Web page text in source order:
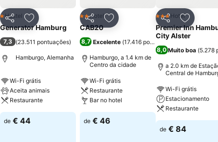
encontram-se o August Bebel Park e o Hamburger Kunsthalle e a
cerca de 1 minuto a pé existem autocarros combóios com ligação à
zona histórica da cidade.
PartilharAdicionar aos favoritos
1 Estrelas
Hostel
Generator Hamburg
7,3 (23.511 pontuações)
Hamburgo, Alemanha
Wi-Fi grátis
Aceita animais
Restaurante
de € 44
PartilharAdicionar aos favoritos
2 Estrelas
Hotel
CAB20
8,7 Excelente (17.416 pontuações
Hamburgo, a 1.4 km de
Centro da cidade
Wi-Fi grátis
Restaurante
Bar no hotel
de € 46
Partilhar
3 Estrelas
Hotel
Premier Inn
City Alster
8,0 Muito boa (5.278
a 2.0 km de
Central de
Wi-Fi grátis
Estacionamento
Restaurante
de € 84